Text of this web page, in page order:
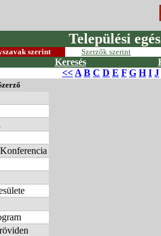
Települési
szerint Szerzők szerint
Keresés
<< A B C D E F G H I J